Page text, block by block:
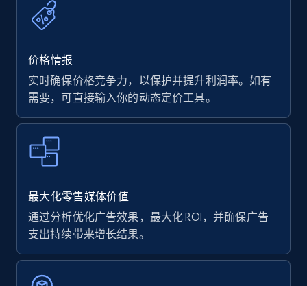
价格情报
实时确保价格竞争力，以保护并提升利润率。如有
需要，可直接输入你的动态定价工具。
最大化零售媒体价值
通过分析优化广告效果，最大化 ROI，并确保广告
支出持续带来增长结果。